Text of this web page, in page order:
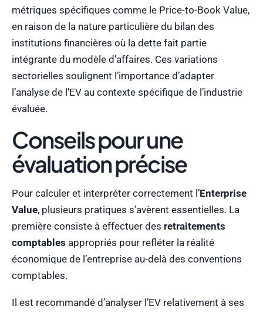
métriques spécifiques comme le Price-to-Book Value,
en raison de la nature particulière du bilan des
institutions financières où la dette fait partie
intégrante du modèle d’affaires. Ces variations
sectorielles soulignent l’importance d’adapter
l’analyse de l’EV au contexte spécifique de l’industrie
évaluée.
Conseils pour une
évaluation précise
Pour calculer et interpréter correctement l’Enterprise
Value, plusieurs pratiques s’avèrent essentielles. La
première consiste à effectuer des retraitements
comptables appropriés pour refléter la réalité
économique de l’entreprise au-delà des conventions
comptables.
Il est recommandé d’analyser l’EV relativement à ses